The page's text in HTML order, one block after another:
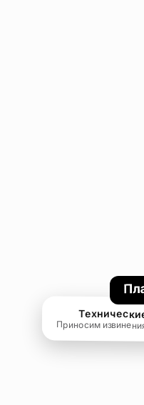
Приносим